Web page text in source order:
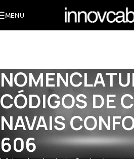
MENU
CÓDIGOS DE
NAVAIS
606
Início»Academia do Conhecimento